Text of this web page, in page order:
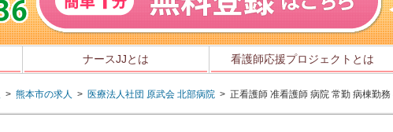
ナースJJとは 看護師応援プロジェクトとは
> 熊本市の求人 > 医療法人社団 原武会 北部病院 > 正看護師 准看護師 病院 常勤 病棟勤務